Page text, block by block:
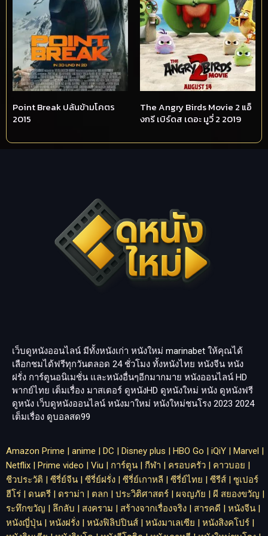
Point Break ปล้นข้ามโคตร
2015
The Angry Birds Movie 2 แอ็
งกรี เบิร์ดส เดอะ มูวี่ 2 2019
เว็บดูหนังออนไลน์ มีทั้งหนังเก่า หนังใหม่ marinabet ให้คุณได้
เลือกชมได้ฟรีทุกวันตลอด 24 ชั่วโมง ทั้งหนังไทย หนังจีน หนัง
ฝรั่ง การ์ตูนอนิเมชั่น และหนังอื่นๆอีกมากมาย หนังออนไลน์ HD
พากย์ไทย เต็มเรื่อง มาสเตอร์ ดูหนังHD ดูหนังใหม่ หนัง ดูหนังฟรี
ดูหนัง เว็บดูหนังออนไลน์ หนังมาใหม่ หนังใหม่ชนโรง 2023 2024
เต็มเรื่อง ดูบอลสด99
Amazon Prime | anime | DC | Disney plus | HBO Go | iQiY | Marvel |
Netflix | Prime video | Viu | การ์ตูน | กีฬา | ครอบครัว | คาวบอย |
ชีวประวัติ | ซีรี่ย์จีน | ซีรี่ย์ฝรั่ง | ซีรี่ย์เกาหลี | ซีรี่ย์ไทย | ซีรีส์ | ซูเปอร์
ฮีโร่ | ดนตรี | ดราม่า | ตลก | ประวิติศาสตร์ | ผจญภัย | ผี สยองขวัญ |
ระทึกขวัญ | ลึกลับ | สงคราม | สร้างจากเรื่องจริง | สารคดี | หนังจีน |
หนังญี่ปุ่น | หนังฝรั่ง | หนังฟิลิปปินส์ | หนังมาเลเซีย | หนังสิงคโปร์ |